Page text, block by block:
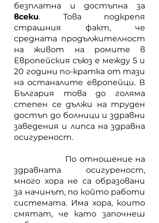
всеки. Това подкрепя
страшния факт, че
средната продължителност
на живот на ромите в
Европейския съюз е между 5 и
20 години по-кратка от тази
на останалите европейци. В
България това до голяма
степен се дължи на труден
достъп до болници и здравни
заведения и липса на здравна
осигуреност.
здравната осигуреност,
много хора не са образовани
за начинът, по който работи
системата. Има хора, които
смятат, че като започнеш